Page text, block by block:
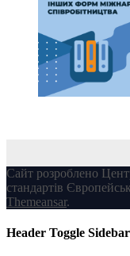
Сайт розроблено
стандартів
Themeansar.
Header Toggle Sidebar